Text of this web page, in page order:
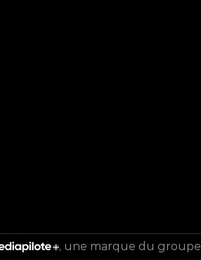
une marque du groupe